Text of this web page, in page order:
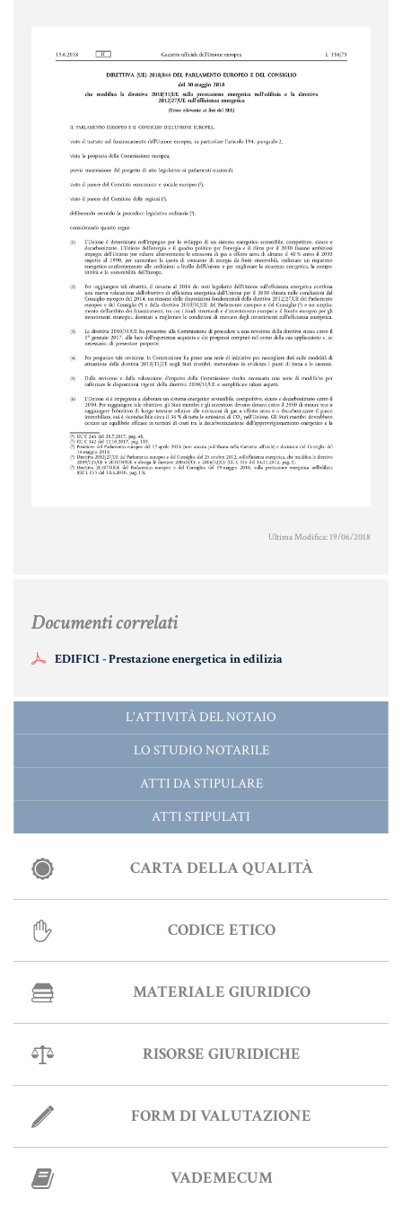
AZIENDA & SOCIETÀ
CONTRATTO DI RETE
ENTI NO-PROFIT
LEASING
Materiale Giuridico
CODICE CIVILE
LE PAROLE DIFFICILI DEL NOTAIO
MATERIALE GIURIDICO NOTARILE
RISORSE GIURIDICHE
SISTEMA GIURIDICO ITALIANO
CERTIFICAZIONE ENERGETICA
TASSAZIONE ATTI IMMOBILIARI
Informative Generali
ANTIRICICLAGGIO
AUTOCERTIFICAZIONE
STRANIERI IN ITALIA
VERIFICA FIRMA DIGITALE
VADEMECUM
Ultima Modifica: 19/06/2018
Documenti correlati
EDIFICI - Prestazione energetica in edilizia
L'ATTIVITÀ DEL NOTAIO
LO STUDIO NOTARILE
ATTI DA STIPULARE
ATTI STIPULATI
CARTA DELLA QUALITÀ
CODICE ETICO
MATERIALE GIURIDICO
RISORSE GIURIDICHE
FORM DI VALUTAZIONE
VADEMECUM